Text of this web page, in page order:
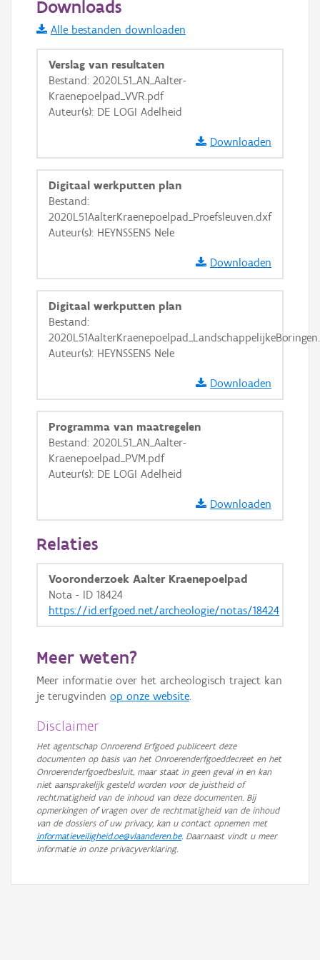
Informatie Vlaanderen
i
+ −
Basis Lagen
OSM-Basiskaart
GRB-Basiskaart
GRB-Basiskaart in grijswaarden
Downloads
Alle bestanden downloaden
Verslag van resultaten
Bestand: 2020L51_AN_Aalter-
Kraenepoelpad_VVR.pdf
Auteur(s): DE LOGI Adelheid
Downloaden
Digitaal werkputten plan
Bestand:
2020L51AalterKraenepoelpad_Proefsleuven.dxf
Auteur(s): HEYNSSENS Nele
Downloaden
Digitaal werkputten plan
Bestand:
Auteur(s): HEYNSSENS Nele
Downloaden
Programma van maatregelen
Bestand: 2020L51_AN_Aalter-
Kraenepoelpad_PVM.pdf
Auteur(s): DE LOGI Adelheid
Downloaden
Relaties
Vooronderzoek Aalter Kraenepoelpad
Nota - ID 18424
https://id.erfgoed.net/archeologie/notas/18424
Meer weten?
Meer informatie over het archeologisch traject kan
je terugvinden op onze website.
Disclaimer
Het agentschap Onroerend Erfgoed publiceert deze
documenten op basis van het Onroerenderfgoeddecreet en het
Onroerenderfgoedbesluit, maar staat in geen geval in en kan
niet aansprakelijk gesteld worden voor de juistheid of
rechtmatigheid van de inhoud van deze documenten. Bij
opmerkingen of vragen over de rechtmatigheid van de inhoud
van de dossiers of uw privacy, kan u contact opnemen met
informatieveiligheid.oe@vlaanderen.be. Daarnaast vindt u meer
informatie in onze privacyverklaring.